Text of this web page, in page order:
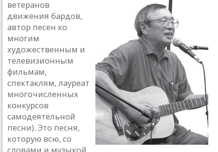
ветеранов
движения бардов,
автор песен ко
многим
художественным и
телевизионным
фильмам,
спектаклям, лауреат
многочисленных
конкурсов
самодеятельной
песни). Это песня,
которую всю, со